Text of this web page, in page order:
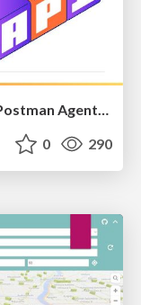
自然言語でAPI作業を片付ける！「Postman Agent Mode」
0 290